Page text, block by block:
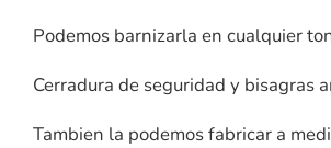
Podemos barnizarla en cualquier
Cerradura de seguridad y bisagras
Tambien la podemos fabricar a